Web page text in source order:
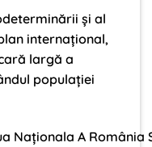
și al
internațional,
largă a
populației